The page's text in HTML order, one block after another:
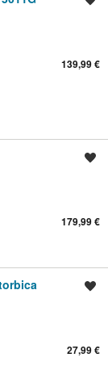
139,99 €
179,99 €
27,99 €